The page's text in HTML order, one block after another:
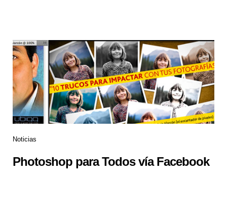
Noticias
Photoshop para Todos vía Facebook